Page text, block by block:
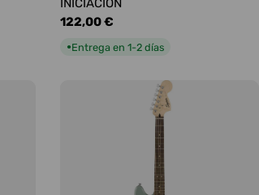
INICIACIÓN
Precio
122,00 €
●Entrega en 1-2 días